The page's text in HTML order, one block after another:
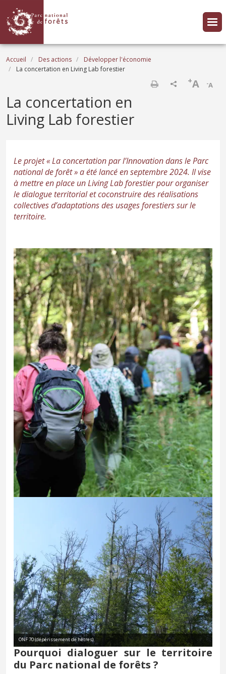
Fil d'Ariane
Accueil Des actions
Développer l'économie
La concertation en Living Lab forestier
-A
+A
La concertation en
Living Lab forestier
Le projet « La concertation par l’Innovation dans le Parc
national de forêt » a été lancé en septembre 2024. Il vise
à mettre en place un Living Lab forestier pour organiser
le dialogue territorial et coconstruire des réalisations
collectives d’adaptations des usages forestiers sur le
territoire.
ONF 70 (dépérissement de hêtres)
Pourquoi dialoguer sur le territoire
du Parc national de forêts ?